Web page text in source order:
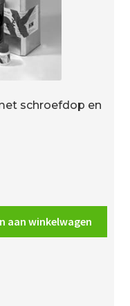
schroefdop en
aan winkelwagen